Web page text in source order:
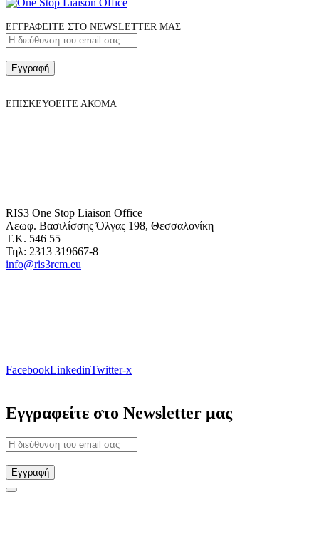
ΕΓΓΡΑΦΕΙΤΕ ΣΤΟ NEWSLETTER ΜΑΣ
Εγγραφή
ΕΠΙΣΚΕΥΘΕΙΤΕ ΑΚΟΜΑ
RIS3 One Stop Liaison Office
Λεωφ. Βασιλίσσης Όλγας 198, Θεσσαλονίκη
Τ.Κ. 546 55
Τηλ: 2313 319667-8
info@ris3rcm.eu
FacebookLinkedinTwitter-x
Εγγραφείτε στο Newsletter μας
Εγγραφή